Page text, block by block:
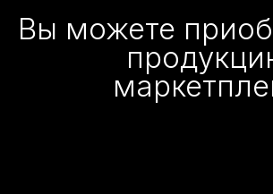
Вы можете